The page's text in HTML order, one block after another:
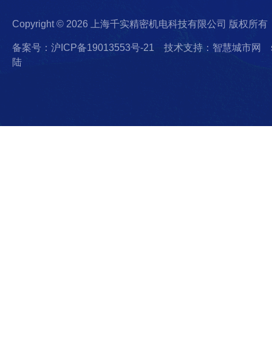
Copyright © 2026 上海千实精密机电科技有限公司 版权所有
备案号：沪ICP备19013553号-21 技术支持：智慧城市网
陆